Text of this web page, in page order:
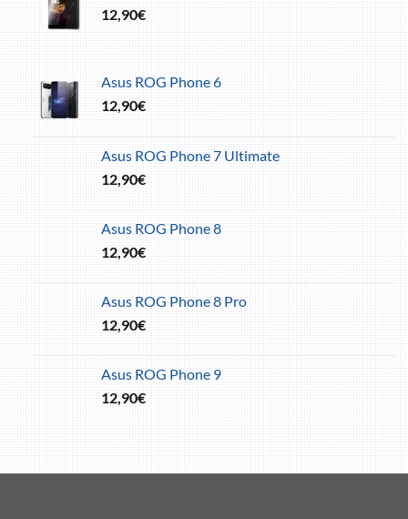
12,90€
Asus ROG Phone 6
12,90€
Asus ROG Phone 7 Ultimate
12,90€
Asus ROG Phone 8
12,90€
Asus ROG Phone 8 Pro
12,90€
Asus ROG Phone 9
12,90€